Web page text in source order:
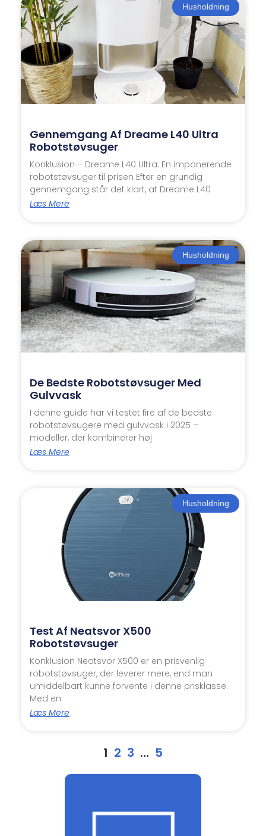
Husholdning
Gennemgang Af Dreame L40 Ultra
Robotstøvsuger
Konklusion – Dreame L40 Ultra: En imponerende
robotstøvsuger til prisen Efter en grundig
gennemgang står det klart, at Dreame L40
Læs Mere
Husholdning
De Bedste Robotstøvsuger Med
Gulvvask
I denne guide har vi testet fire af de bedste
robotstøvsugere med gulvvask i 2025 –
modeller, der kombinerer høj
Læs Mere
Husholdning
Test Af Neatsvor X500
Robotstøvsuger
Konklusion Neatsvor X500 er en prisvenlig
robotstøvsuger, der leverer mere, end man
umiddelbart kunne forvente i denne prisklasse.
Med en
Læs Mere
1 2 3 … 5